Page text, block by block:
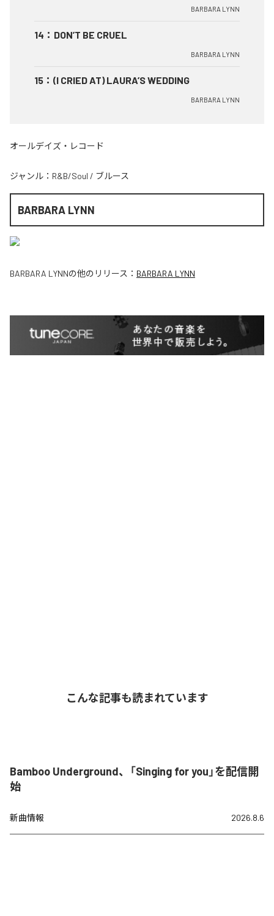
BARBARA LYNN
14 ： DON’T BE CRUEL
BARBARA LYNN
15 ： (I CRIED AT) LAURA’S WEDDING
BARBARA LYNN
オールデイズ・レコード
ジャンル： R&B/Soul / ブルース
BARBARA LYNN
BARBARA LYNNの他のリリース： BARBARA LYNN
こんな記事も読まれています
Bamboo Underground、「Singing for you」を配信開
始
新曲情報 2026.8.6